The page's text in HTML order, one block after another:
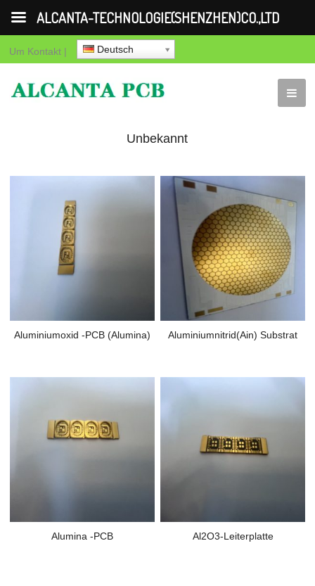
Um Kontakt | Deutsch
Unbekannt
Aluminiumoxid -PCB (Alumina) Aluminiumnitrid(Ain) Substrat
Alumina -PCB Al2O3-Leiterplatte
ALCANTA-TECHNOLOGIE(SHENZHEN)CO.,LTD